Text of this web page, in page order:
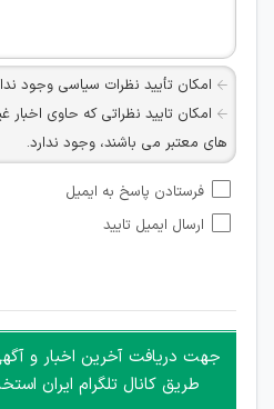
امکان تأیید نظرات سیاسی وجود
امکان تایید نظراتی که حاوی اخبار
های معتبر می باشند، وجود ندارد.
شبکه های مجازی ارتباطی می باشند
امکان تأیید نظرات کاربرانی که
هرگونه تحریک، تحقیر و کنایه به
غیر مجاز می باشد.
امکان هماهنگی برای هرگونه
جمعی و چه فردی توسط کاربران
فرستادن پاسخ به ایمیل
ارسال ایمیل تایید
جهت دریافت آخرین اخبار و
طریق کانال تلگرام ایران